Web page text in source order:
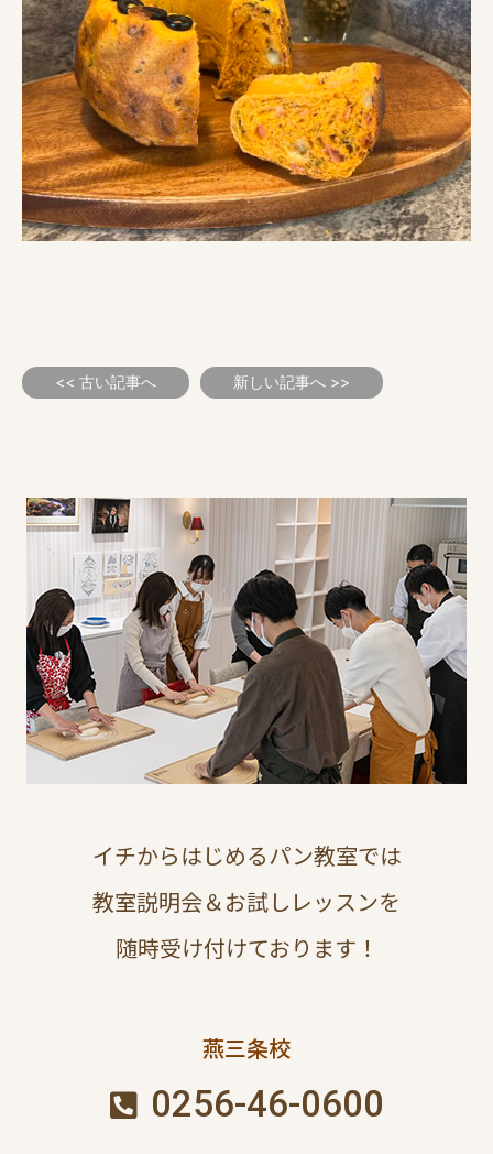
<< 古い記事へ 新しい記事へ >>
イチからはじめるパン教室では
教室説明会＆お試しレッスンを
随時受け付けております！
燕三条校
0256-46-0600